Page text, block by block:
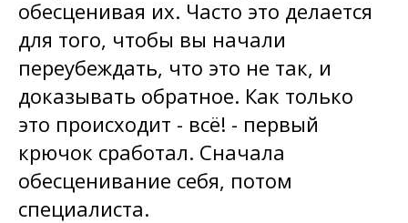
обесценивая их. Часто это делается
для того, чтобы вы начали
переубеждать, что это не так, и
доказывать обратное. Как только
это происходит - всё! - первый
крючок сработал. Сначала
обесценивание себя, потом
специалиста.